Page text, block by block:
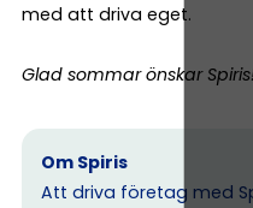
med att driva eget.
Glad sommar önskar
Om Spiris
Att driva företag med